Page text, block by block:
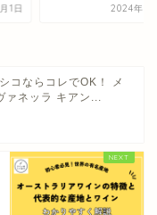
1日 2024年1
コならコレでOK！ メ
ァネッラ キアン...